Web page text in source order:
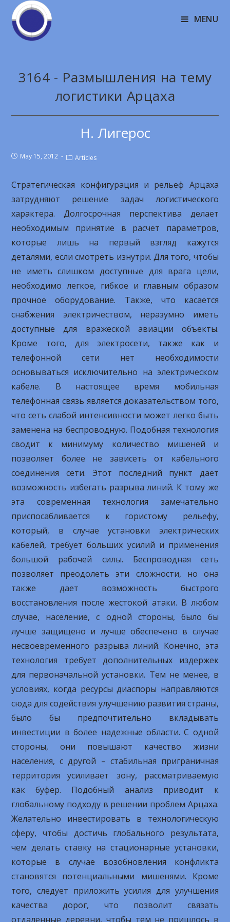
MENU
3164 - Размышления на тему
логистики Арцаха
Н. Лигерос
May 15, 2012 Articles
Стратегическая конфигурация и рельеф Арцаха
затрудняют решение задач логистического
характера. Долгосрочная перспектива делает
необходимым принятие в расчет параметров,
которые лишь на первый взгляд кажутся
деталями, если смотреть изнутри. Для того, чтобы
не иметь слишком доступные для врага цели,
необходимо легкое, гибкое и главным образом
прочное оборудование. Также, что касается
снабжения электричеством, неразумно иметь
доступные для вражеской авиации объекты.
Кроме того, для электросети, также как и
телефонной сети нет необходимости
основываться исключительно на электрическом
кабеле. В настоящее время мобильная
телефонная связь является доказательством того,
что сеть слабой интенсивности может легко быть
заменена на беспроводную. Подобная технология
сводит к минимуму количество мишеней и
позволяет более не зависеть от кабельного
соединения сети. Этот последний пункт дает
возможность избегать разрыва линий. К тому же
эта современная технология замечательно
приспосабливается к гористому рельефу,
который, в случае установки электрических
кабелей, требует больших усилий и применения
большой рабочей силы. Беспроводная сеть
позволяет преодолеть эти сложности, но она
также дает возможность быстрого
восстановления после жестокой атаки. В любом
случае, население, с одной стороны, было бы
лучше защищено и лучше обеспечено в случае
несвоевременного разрыва линий. Конечно, эта
технология требует дополнительных издержек
для первоначальной установки. Тем не менее, в
условиях, когда ресурсы диаспоры направляются
сюда для содействия улучшению развития страны,
было бы предпочтительно вкладывать
инвестиции в более надежные области. С одной
стороны, они повышают качество жизни
населения, с другой – стабильная приграничная
территория усиливает зону, рассматриваемую
как буфер. Подобный анализ приводит к
глобальному подходу в решении проблем Арцаха.
Желательно инвестировать в технологическую
сферу, чтобы достичь глобального результата,
чем делать ставку на стационарные установки,
которые в случае возобновления конфликта
становятся потенциальными мишенями. Кроме
того, следует приложить усилия для улучшения
качества дорог, что позволит связать
отдаленные деревни, чтобы тем не пришлось в